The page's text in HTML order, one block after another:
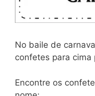
No baile de
confetes para cima
Encontre os